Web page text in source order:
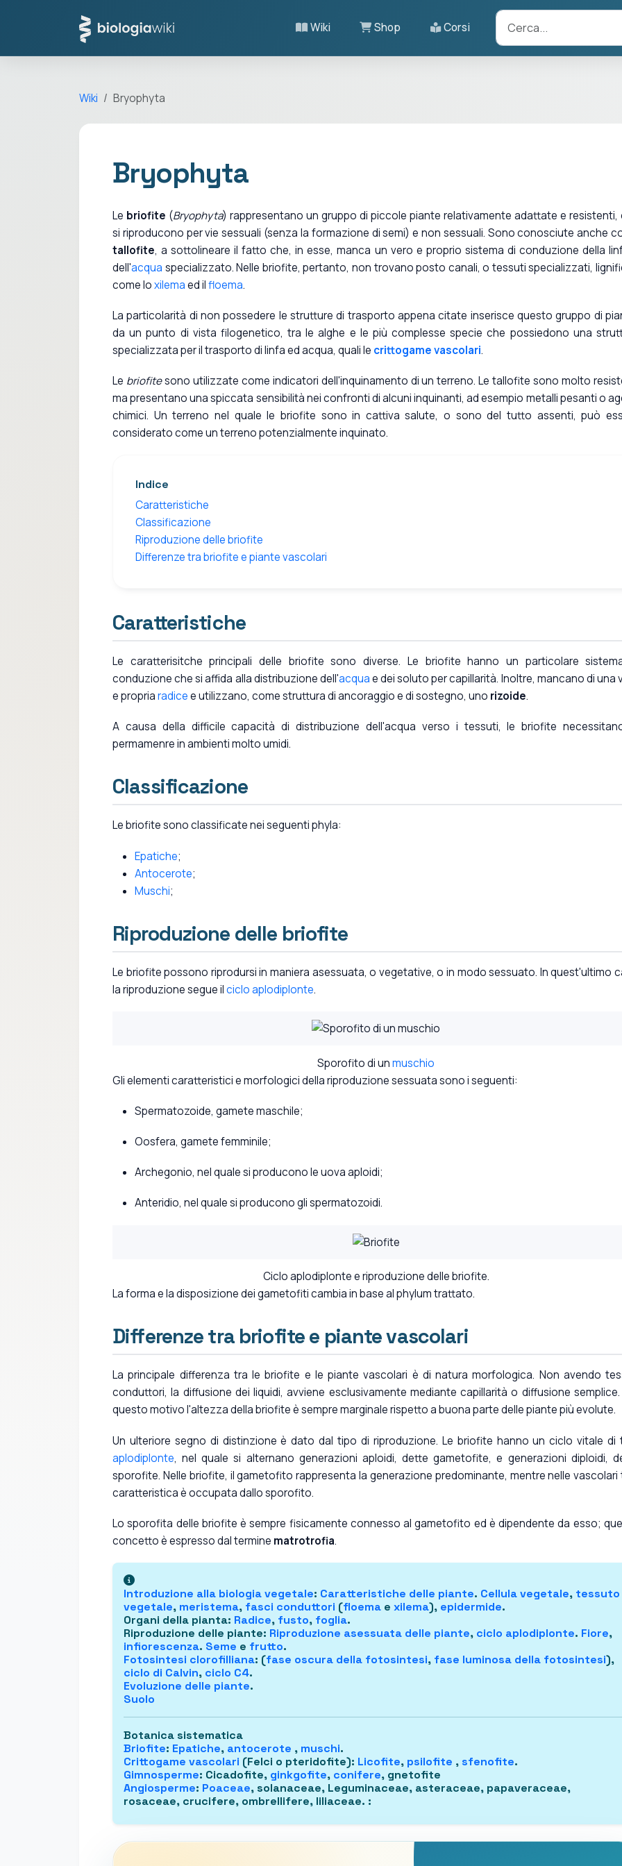
Wiki Shop Corsi
Wiki Bryophyta
Bryophyta
Le briofite (Bryophyta) rappresentano un gruppo di piccole piante relativamente adattate e resistenti,
si riproducono per vie sessuali (senza la formazione di semi) e non sessuali. Sono conosciute anche
tallofite, a sottolineare il fatto che, in esse, manca un vero e proprio sistema di conduzione della
dell'acqua specializzato. Nelle briofite, pertanto, non trovano posto canali, o tessuti specializzati,
come loxilemaed ilfloema.
La particolarità di non possedere le strutture di trasporto appena citate inserisce questo gruppo di
da un punto di vista filogenetico, tra le alghe e le più complesse specie che possiedono una
specializzata per il trasporto di linfa ed acqua, quali le crittogame vascolari.
Le briofitesono utilizzate come indicatori dell'inquinamento di un terreno. Le tallofite sono molto
ma presentano una spiccata sensibilità nei confronti di alcuni inquinanti, ad esempio metalli pesanti o
chimici. Un terreno nel quale le briofite sono in cattiva salute, o sono del tutto assenti, può
considerato come un terreno potenzialmente inquinato.
Indice
Caratteristiche
Classificazione
Riproduzione delle briofite
Differenze tra briofite e piante vascolari
Caratteristiche
Le caratterisitche principali delle briofite sono diverse. Le briofite hanno un particolare
conduzione che si affida alla distribuzione dell'acquae dei soluto per capillarità. Inoltre, mancano di una
e propriaradicee utilizzano, come struttura di ancoraggio e di sostegno, uno rizoide.
A causa della difficile capacità di distribuzione dell'acqua verso i tessuti, le briofite
permamenre in ambienti molto umidi.
Classificazione
Le briofite sono classificate nei seguenti phyla:
Epatiche;
Antocerote;
Muschi;
Riproduzione delle briofite
Le briofite possono riprodursi in maniera asessuata, o vegetative, o in modo sessuato. In quest'ultimo
la riproduzione segue ilciclo aplodiplonte.
Sporofito di unmuschio
Gli elementi caratteristici e morfologici della riproduzione sessuata sono i seguenti:
Spermatozoide, gamete maschile;
Oosfera, gamete femminile;
Archegonio, nel quale si producono le uova aploidi;
Anteridio, nel quale si producono gli spermatozoidi.
Ciclo aplodiplonte e riproduzione delle briofite.
La forma e la disposizione dei gametofiti cambia in base al phylum trattato.
Differenze tra briofite e piante vascolari
La principale differenza tra le briofite e le piante vascolari è di natura morfologica. Non avendo
conduttori, la diffusione dei liquidi, avviene esclusivamente mediante capillarità o diffusione semplice.
questo motivo l'altezza della briofite è sempre marginale rispetto a buona parte delle piante più evolute.
Un ulteriore segno di distinzione è dato dal tipo di riproduzione. Le briofite hanno un ciclo vitale di
aplodiplonte, nel quale si alternano generazioni aploidi, dette gametofite, e generazioni diploidi,
sporofite. Nelle briofite, il gametofito rappresenta la generazione predominante, mentre nelle vascolari
caratteristica è occupata dallo sporofito.
Lo sporofita delle briofite è sempre fisicamente connesso al gametofito ed è dipendente da esso;
concetto è espresso dal termine matrotrofia.
Introduzione alla biologia vegetale: Caratteristiche delle piante. Cellula vegetale, tessuto
vegetale, meristema, fasci conduttori (floema e xilema), epidermide.
Organi della pianta: Radice, fusto, foglia.
Riproduzione delle piante: Riproduzione asessuata delle piante, ciclo aplodiplonte. Fiore,
infiorescenza. Seme e frutto.
Fotosintesi clorofilliana: (fase oscura della fotosintesi, fase luminosa della fotosintesi),
ciclo di Calvin, ciclo C4.
Evoluzione delle piante.
Suolo
Botanica sistematica
Briofite: Epatiche, antocerote , muschi.
Crittogame vascolari (Felci o pteridofite): Licofite, psilofite , sfenofite.
Gimnosperme: Cicadofite, ginkgofite, conifere, gnetofite
Angiosperme: Poaceae, solanaceae, Leguminaceae, asteraceae, papaveraceae,
rosaceae, crucifere, ombrellifere, liliaceae. :